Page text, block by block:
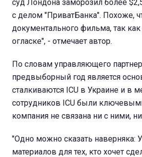
суд Лондона заморозил более
с делом "ПриватБанка". Похоже,
документального фильма, так
огласке", - отмечает автор.
По словам управляющего
предвыборный год является
сталкиваются ICU в Украине и в
сотрудников ICU были
компания не связана ни с ними,
"Одно можно сказать наверняка:
материалов для тех, кто хочет